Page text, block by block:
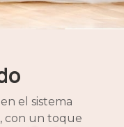
el sistema
con un toque